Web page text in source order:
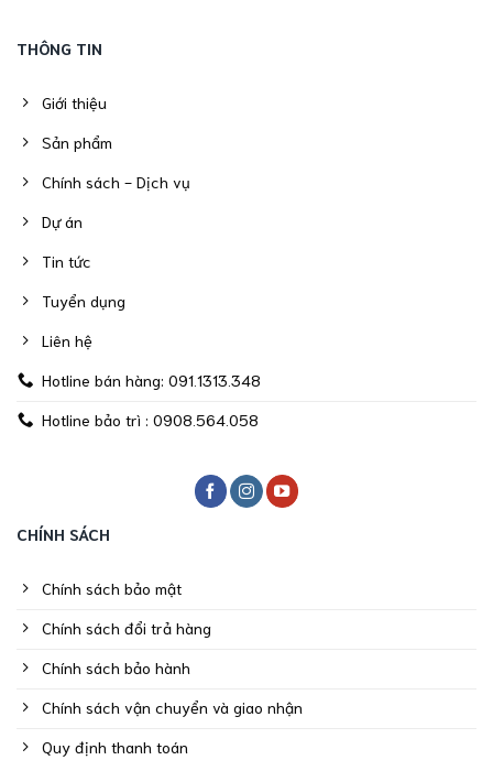
THÔNG TIN
Giới thiệu
Sản phẩm
Chính sách - Dịch vụ
Dự án
Tin tức
Tuyển dụng
Liên hệ
Hotline bán hàng: 091.1313.348
Hotline bảo trì : 0908.564.058
CHÍNH SÁCH
Chính sách bảo mật
Chính sách đổi trả hàng
Chính sách bảo hành
Chính sách vận chuyển và giao nhận
Quy định thanh toán